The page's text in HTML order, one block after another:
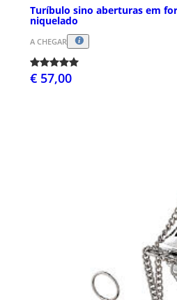
Turíbulo sino aberturas em
niquelado
A CHEGAR
€ 57,00